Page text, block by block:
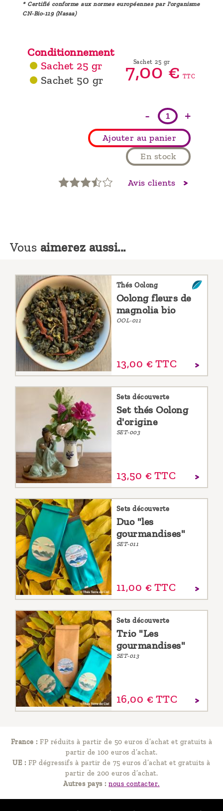
* Certifié conforme aux normes européennes par l'organisme
CN-Bio-119 (Nasaa)
Conditionnement
Sachet 25 gr
Sachet 50 gr
Sachet 25 gr
7,00€ TTC
- +
Ajouter au panier
En stock
Avis clients
Vous aimerez aussi...
Thés Oolong
Oolong fleurs de
magnolia bio
OOL-011
13,00 € TTC
Sets découverte
Set thés Oolong
d'origine
SET-003
13,50 € TTC
Sets découverte
Duo "les
gourmandises"
SET-011
11,00 € TTC
Sets découverte
Trio "Les
gourmandises"
SET-013
16,00 € TTC
France : FP réduits à partir de 50 euros d’achat et gratuits à
partir de 100 euros d’achat.
UE : FP dégressifs à partir de 75 euros d’achat et gratuits à
partir de 200 euros d’achat.
Autres pays : nous contacter.